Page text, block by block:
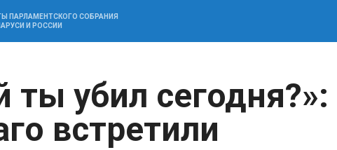
ПАРЛАМЕНТСКОГО СОБРАНИЯ
И РОССИИ
ты убил сегодня?»:
встретили